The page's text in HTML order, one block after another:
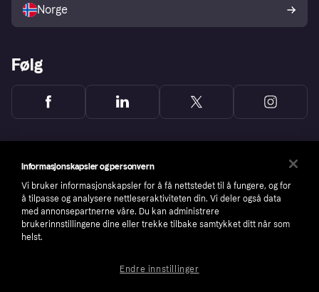
Norge
Følg
Informasjonskapsler og personvern
Vi bruker informasjonskapsler for å få nettstedet til å fungere, og for
å tilpasse og analysere nettleseraktiviteten din. Vi deler også data
med annonsepartnerne våre. Du kan administrere
brukerinnstillingene dine eller trekke tilbake samtykket ditt når som
helst.
Endre innstillinger